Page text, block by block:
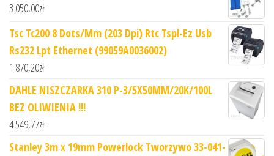
3 050,00zł
Tsc Tc200 8 Dots/Mm (203 Dpi) Rtc Tspl-Ez Usb
Rs232 Lpt Ethernet (99059A0036002)
1 870,20zł
DAHLE NISZCZARKA 310 P-3/5X50MM/20K/100L
BEZ OLIWIENIA !!!
4 549,77zł
Stanley 3m x 19mm Powerlock Tworzywo 33-041-